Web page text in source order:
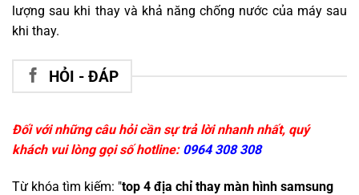
lượng sau khi thay và khả năng chống nước của máy sau
khi thay.
HỎI - ĐÁP
Đối với những câu hỏi cần sự trả lời nhanh nhất, quý
khách vui lòng gọi số hotline: 0964 308 308
Từ khóa tìm kiếm: "top 4 địa chỉ thay màn hình samsung